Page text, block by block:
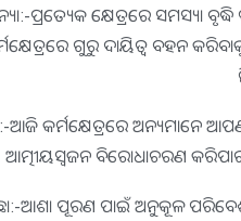
ପ୍ରତ୍ୟେକ କ୍ଷେତ୍ରରେ ସମସ୍ୟା
ଗୁରୁ ଦାୟିତ୍ୱ ବହନ
ଆଜି କର୍ମକ୍ଷେତ୍ରରେ ଅନ୍ୟମାନେ
ବିରୋଧାଚରଣ
ଆଶା ପୂରଣ ପାଇଁ ଅନୁକୂଳ ପରିବେଶ